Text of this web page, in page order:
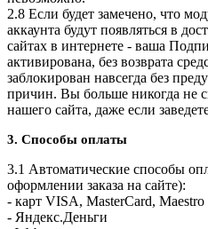
2.8 Если будет замечено, что
аккаунта будут появляться в
сайтах в интернете - ваша
активирована, без возврата
заблокирован навсегда без
причин. Вы больше никогда не
нашего сайта, даже если
3. Способы оплаты
3.1 Автоматические способы
оформлении заказа на сайте):
- карт VISA, MasterCard, Maestro
- Яндекс.Деньги